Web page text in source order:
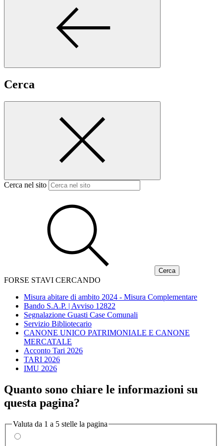
Cerca
Cerca nel sito
FORSE STAVI CERCANDO
Misura abitare di ambito 2024 - Misura Complementare
Bando S.A.P. | Avviso 12822
Segnalazione Guasti Case Comunali
Servizio Bibliotecario
CANONE UNICO PATRIMONIALE E CANONE
MERCATALE
Acconto Tari 2026
TARI 2026
IMU 2026
Quanto sono chiare le informazioni su
questa pagina?
Valuta da 1 a 5 stelle la pagina